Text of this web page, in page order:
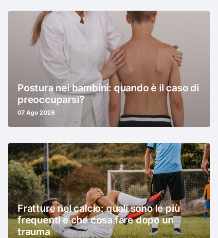
Postura nei bambini: quando è il caso di
preoccuparsi?
07 Ago 2026
Fratture nel calcio: quali sono le più
frequenti e che cosa fare dopo un
trauma